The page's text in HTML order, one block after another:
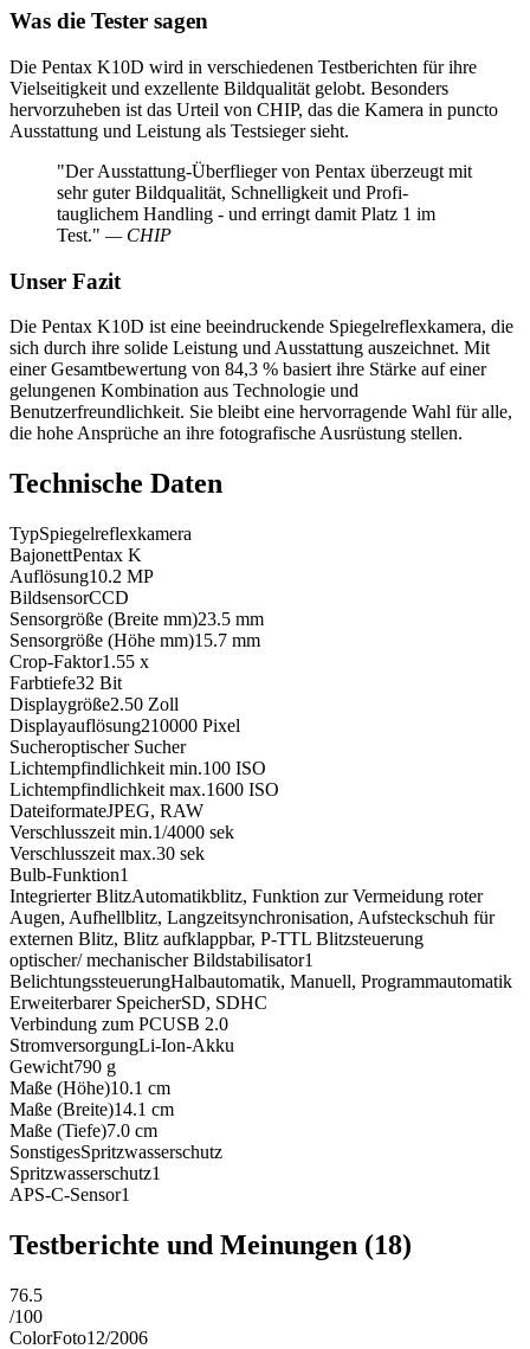
Was die Tester sagen
Die Pentax K10D wird in verschiedenen Testberichten für ihre
Vielseitigkeit und exzellente Bildqualität gelobt. Besonders
hervorzuheben ist das Urteil von CHIP, das die Kamera in puncto
Ausstattung und Leistung als Testsieger sieht.
"Der Ausstattung-Überflieger von Pentax überzeugt mit
sehr guter Bildqualität, Schnelligkeit und Profi-
tauglichem Handling - und erringt damit Platz 1 im
Test." — CHIP
Unser Fazit
Die Pentax K10D ist eine beeindruckende Spiegelreflexkamera, die
sich durch ihre solide Leistung und Ausstattung auszeichnet. Mit
einer Gesamtbewertung von 84,3 % basiert ihre Stärke auf einer
gelungenen Kombination aus Technologie und
Benutzerfreundlichkeit. Sie bleibt eine hervorragende Wahl für alle,
die hohe Ansprüche an ihre fotografische Ausrüstung stellen.
Technische Daten
TypSpiegelreflexkamera
BajonettPentax K
Auflösung10.2 MP
BildsensorCCD
Sensorgröße (Breite mm)23.5 mm
Sensorgröße (Höhe mm)15.7 mm
Crop-Faktor1.55 x
Farbtiefe32 Bit
Displaygröße2.50 Zoll
Displayauflösung210000 Pixel
Sucheroptischer Sucher
Lichtempfindlichkeit min.100 ISO
Lichtempfindlichkeit max.1600 ISO
DateiformateJPEG, RAW
Verschlusszeit min.1/4000 sek
Verschlusszeit max.30 sek
Bulb-Funktion1
Integrierter BlitzAutomatikblitz, Funktion zur Vermeidung roter
Augen, Aufhellblitz, Langzeitsynchronisation, Aufsteckschuh für
externen Blitz, Blitz aufklappbar, P-TTL Blitzsteuerung
optischer/ mechanischer Bildstabilisator1
BelichtungssteuerungHalbautomatik, Manuell, Programmautomatik
Erweiterbarer SpeicherSD, SDHC
Verbindung zum PCUSB 2.0
StromversorgungLi-Ion-Akku
Gewicht790 g
Maße (Höhe)10.1 cm
Maße (Breite)14.1 cm
Maße (Tiefe)7.0 cm
SonstigesSpritzwasserschutz
Spritzwasserschutz1
APS-C-Sensor1
Testberichte und Meinungen (18)
76.5
/100
ColorFoto12/2006